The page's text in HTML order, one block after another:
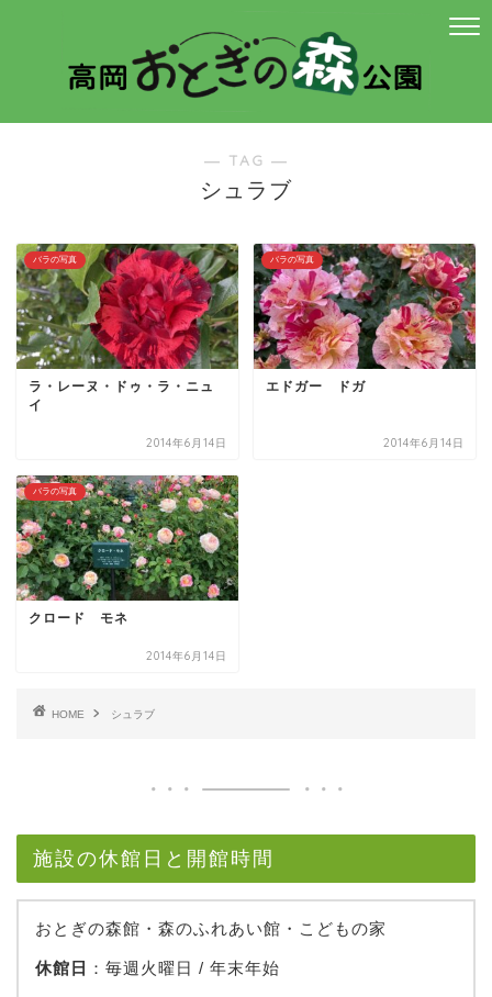
― TAG ―
シュラブ
バラの写真
ラ・レーヌ・ドゥ・ラ・ニュ
イ
2014年6月14日
バラの写真
エドガー ドガ
2014年6月14日
バラの写真
クロード モネ
2014年6月14日
HOME シュラブ
施設の休館日と開館時間
おとぎの森館・森のふれあい館・こどもの家
休館日 ：毎週火曜日 / 年末年始